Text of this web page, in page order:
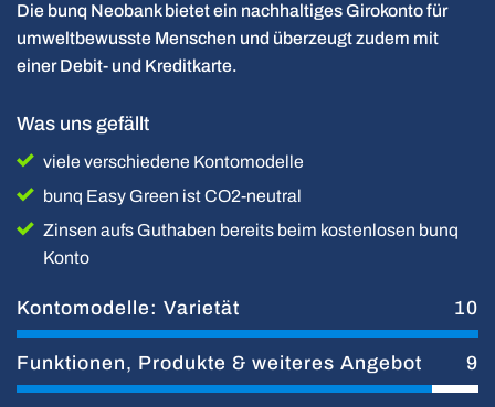
Die bunq Neobank bietet ein nachhaltiges Girokonto für
umweltbewusste Menschen und überzeugt zudem mit
einer Debit- und Kreditkarte.
Was uns gefällt
viele verschiedene Kontomodelle
bunq Easy Green ist CO2-neutral
Zinsen aufs Guthaben bereits beim kostenlosen bunq
Konto
Kontomodelle: Varietät 10
Funktionen, Produkte & weiteres Angebot 9